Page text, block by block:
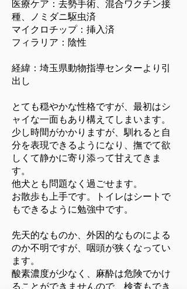
医療ケア：去勢手術、混合ワクチン接
種、ノミダニ駆虫済
マイクロチップ：挿入済
フィラリア：陰性
経緯：埼玉県動物指導センターより引
出し
とても穏やかな性格ですが、最初はシ
ャイな一面もあり構えてしまいます。
少し時間がかかりますが、馴れると自
分を表現できるようになり、撫でて欲
しくて静かに寄り添って甘えてきま
す。
他犬とも問題なく過ごせます。
お散歩も上手です。トイレはシートで
もできるように勉強中です。
先天的なものか、外因的なものによる
のか不明ですが、咽頭が狭くなってい
ます。
酸素濃度が少なく、麻酔は危険でかけ
ることができませんので、検査もでき